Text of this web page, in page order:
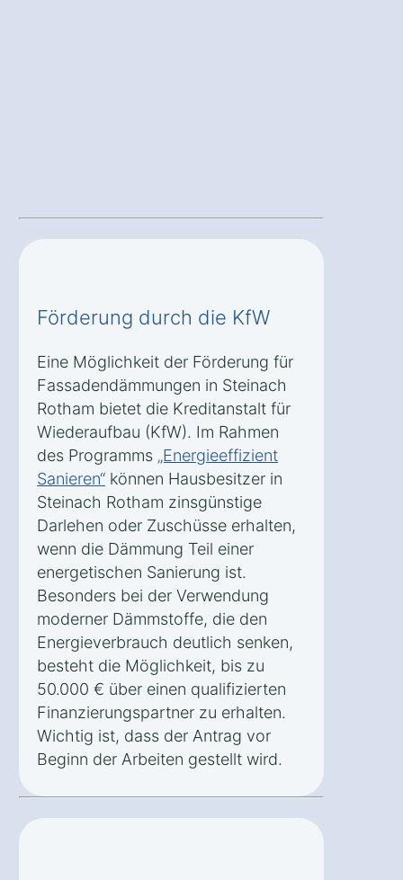
Förderung durch die KfW
Eine Möglichkeit der Förderung für
Fassadendämmungen in Steinach
Rotham bietet die Kreditanstalt für
Wiederaufbau (KfW). Im Rahmen
des Programms „Energieeffizient
Sanieren“ können Hausbesitzer in
Steinach Rotham zinsgünstige
Darlehen oder Zuschüsse erhalten,
wenn die Dämmung Teil einer
energetischen Sanierung ist.
Besonders bei der Verwendung
moderner Dämmstoffe, die den
Energieverbrauch deutlich senken,
besteht die Möglichkeit, bis zu
50.000 € über einen qualifizierten
Finanzierungspartner zu erhalten.
Wichtig ist, dass der Antrag vor
Beginn der Arbeiten gestellt wird.